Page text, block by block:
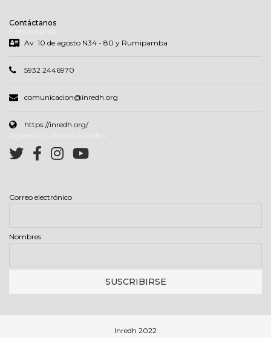
Contáctanos
Av. 10 de agosto N34 - 80 y Rumipamba
5932 2446970
comunicacion@inredh.org
https://inredh.org/
Correo electrónico
Nombres
Inredh 2022